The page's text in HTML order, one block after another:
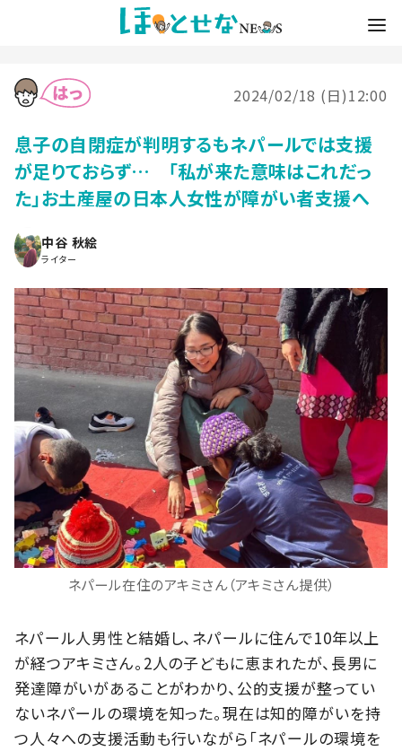
2024/02/18 (日)12:00
息子の自閉症が判明するもネパールでは支援
が足りておらず… 「私が来た意味はこれだっ
た」お土産屋の日本人女性が障がい者支援へ
中谷 秋絵
ライター
ネパール在住のアキミさん（アキミさん提供）
ネパール人男性と結婚し、ネパールに住んで10年以上
が経つアキミさん。2人の子どもに恵まれたが、長男に
発達障がいがあることがわかり、公的支援が整ってい
ないネパールの環境を知った。現在は知的障がいを持
つ人々への支援活動も行いながら「ネパールの環境を